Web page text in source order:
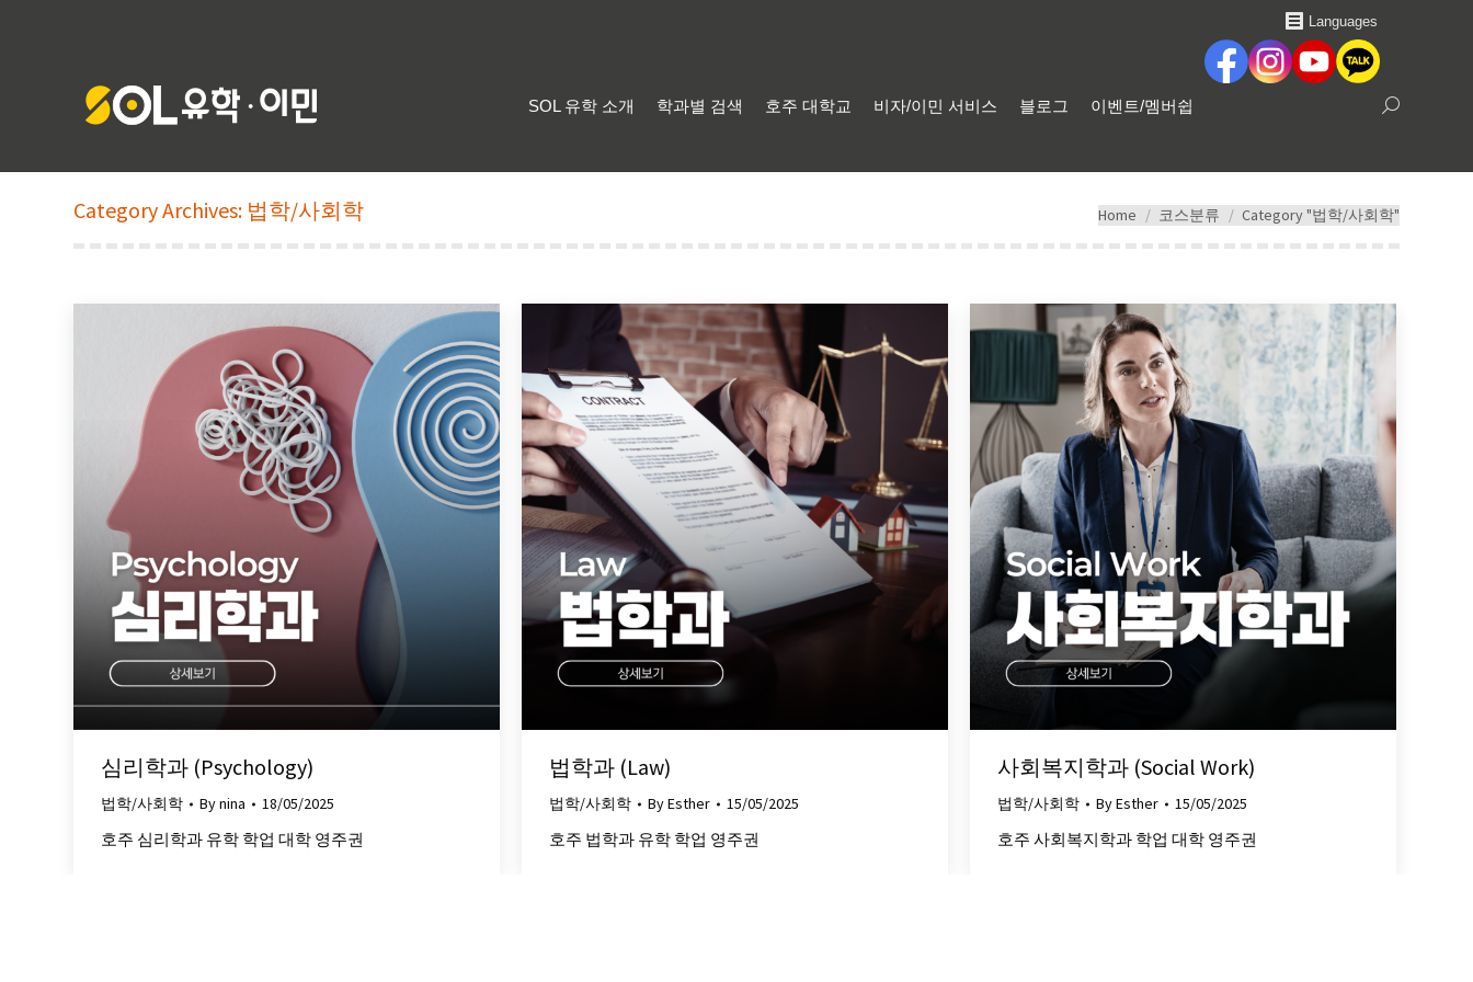
Languages
SOL 유학 소개 학과별 검색 호주 대학교 비자/이민 서비스 블로그 이벤트/멤버쉽 Search:
Category Archives: 법학/사회학 You are here:
Home 코스분류 Category "법학/사회학"
심리학과 (Psychology)
법학/사회학 Bynina 18/05/2025
호주 심리학과 유학 학업 대학 영주권
법학과 (Law)
법학/사회학 ByEsther 15/05/2025
호주 법학과 유학 학업 영주권
사회복지학과 (Social Work)
법학/사회학 ByEsther 15/05/2025
호주 사회복지학과 학업 대학 영주권